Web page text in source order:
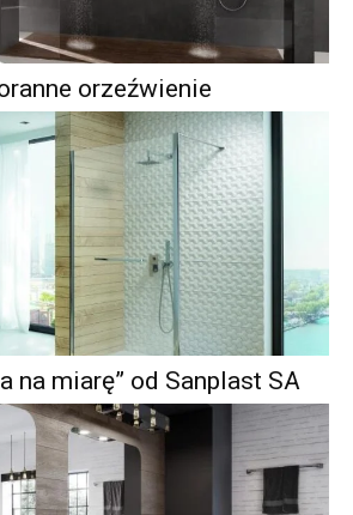
orzeźwienie
na miarę” od Sanplast SA